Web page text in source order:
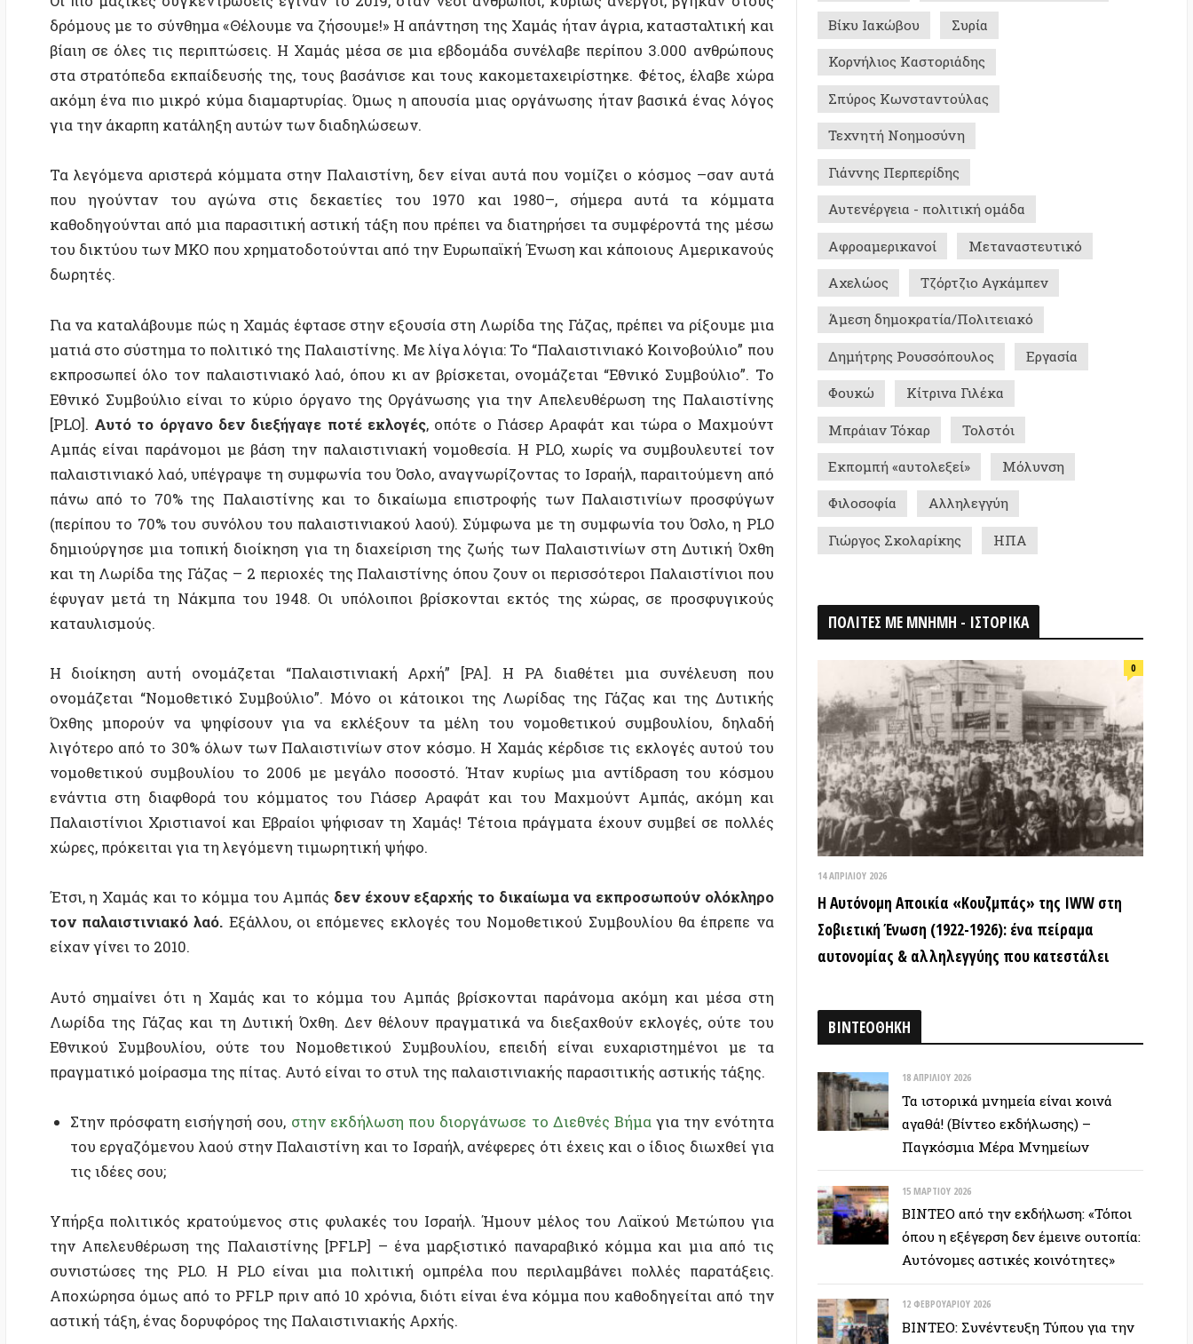
που ηγούνταν του αγώνα στις δεκαετίες του 1970 και 1980–, σήμερα αυτά τα κόμματα
καθοδηγούνται από μια παρασιτική αστική τάξη που πρέπει να διατηρήσει τα συμφέροντά της μέσω
του δικτύου των ΜΚΟ που χρηματοδοτούνται από την Ευρωπαϊκή Ένωση και κάποιους Αμερικανούς
δωρητές.
Για να καταλάβουμε πώς η Χαμάς έφτασε στην εξουσία στη Λωρίδα της Γάζας, πρέπει να ρίξουμε μια
εκπροσωπεί όλο τον παλαιστινιακό λαό, όπου κι αν βρίσκεται, ονομάζεται “Εθνικό Συμβούλιο”. Το
Εθνικό Συμβούλιο είναι το κύριο όργανο της Οργάνωσης για την Απελευθέρωση της Παλαιστίνης
Αυτό το όργανο δεν διεξήγαγε ποτέ εκλογές
, οπότε ο Γιάσερ Αραφάτ και τώρα ο Μαχμούντ
Αμπάς είναι παράνομοι με βάση την παλαιστινιακή νομοθεσία. Η PLO, χωρίς να συμβουλευτεί τον
παλαιστινιακό λαό, υπέγραψε τη συμφωνία του Όσλο, αναγνωρίζοντας το Ισραήλ, παραιτούμενη από
πάνω από το 70% της Παλαιστίνης και το δικαίωμα επιστροφής των Παλαιστινίων προσφύγων
δημιούργησε μια τοπική διοίκηση για τη διαχείριση της ζωής των Παλαιστινίων στη Δυτική Όχθη
και τη Λωρίδα της Γάζας – 2 περιοχές της Παλαιστίνης όπου ζουν οι περισσότεροι Παλαιστίνιοι που
έφυγαν μετά τη Νάκμπα του 1948. Οι υπόλοιποι βρίσκονται εκτός της χώρας, σε προσφυγικούς
καταυλισμούς.
Η διοίκηση αυτή ονομάζεται “Παλαιστινιακή Αρχή” [PA]. Η PA διαθέτει μια συνέλευση που
ονομάζεται “Νομοθετικό Συμβούλιο”. Μόνο οι κάτοικοι της Λωρίδας της Γάζας και της Δυτικής
Όχθης μπορούν να ψηφίσουν για να εκλέξουν τα μέλη του νομοθετικού συμβουλίου, δηλαδή
λιγότερο από το 30% όλων των Παλαιστινίων στον κόσμο. Η Χαμάς κέρδισε τις εκλογές αυτού του
νομοθετικού συμβουλίου το 2006 με μεγάλο ποσοστό. Ήταν κυρίως μια αντίδραση του κόσμου
ενάντια στη διαφθορά του κόμματος του Γιάσερ Αραφάτ και του Μαχμούντ Αμπάς, ακόμη και
Παλαιστίνιοι Χριστιανοί και Εβραίοι ψήφισαν τη Χαμάς! Τέτοια πράγματα έχουν συμβεί σε πολλές
χώρες, πρόκειται για τη λεγόμενη τιμωρητική ψήφο.
τον παλαιστινιακό λαό.
Εξάλλου, οι επόμενες εκλογές του Νομοθετικού Συμβουλίου θα έπρεπε να
Αυτό σημαίνει ότι η Χαμάς και το κόμμα του Αμπάς βρίσκονται παράνομα ακόμη και μέσα στη
Λωρίδα της Γάζας και τη Δυτική Όχθη. Δεν θέλουν πραγματικά να διεξαχθούν εκλογές, ούτε του
Εθνικού Συμβουλίου, ούτε του Νομοθετικού Συμβουλίου, επειδή είναι ευχαριστημένοι με τα
πραγματικό μοίρασμα της πίτας. Αυτό είναι το στυλ της παλαιστινιακής παρασιτικής αστικής τάξης.
Στην πρόσφατη εισήγησή σου,στην εκδήλωση που διοργάνωσε το Διεθνές Βήμα
τις ιδέες σου;
Υπήρξα πολιτικός κρατούμενος στις φυλακές του Ισραήλ. Ήμουν μέλος του Λαϊκού Μετώπου για
την Απελευθέρωση της Παλαιστίνης [PFLP] – ένα μαρξιστικό παναραβικό κόμμα και μια από τις
Αποχώρησα όμως από το PFLP πριν από 10 χρόνια, διότι είναι ένα κόμμα που καθοδηγείται από την
αστική τάξη, ένας δορυφόρος της Παλαιστινιακής Αρχής.
Βλέπουμε, ταυτόχρονα, πως οι εθνικισμοί και η συντήρηση έχουν πάρει το πάνω χέρι αυτή τη
ακόμη πιο πίσω τις προσπάθειες για επίλυση. Όμως θα θέλαμε να προβάλλουμε την άλλη πλευρά
των πραγμάτων! Για παράδειγμα, έχεις μιλήσει για τη δραστηριότητά σου σε κάποια από τα
κιμπούτς που δέχτηκαν την επίθεση στις 7 Οκτώβρη. Μπορείς να μας πεις περισσότερα για αυτή
την προσπάθειά σας εκεί και τι είχατε πετύχει; Ήταν μια σημαντική προσπάθεια συναδέλφωσης
Πρόκειται για ένα εγχείρημα με φίλους και συντρόφους
που εργάζονται στο“De-colonizer”– ένα εργαστήριο
έρευνας και τέχνης που έχει ως στόχο την εξεύρεση
τρόπων αποαποικιοποίησης του Ισραήλ. Ιδρύθηκε από αντι-
Αυτενέργεια - πολιτική ομάδα
Αφροαμερικανοί Μεταναστευτικό
Αχελώος Τζόρτζιο Αγκάμπεν
Δημήτρης Ρουσσόπουλος Εργασία
Φουκώ Κίτρινα Γιλέκα
Μπράιαν Τόκαρ Τολστόι
Εκπομπή «αυτολεξεί» Μόλυνση
Αλληλεγγύη
Γιώργος Σκολαρίκης ΗΠΑ
ΠΟΛΙΤΕΣ ΜΕ ΜΝΗΜΗ - ΙΣΤΟΡΙΚΑ
Σοβιετική Ένωση (1922-1926): ένα πείραμα
αυτονομίας & αλληλεγγύης που κατεστάλει
ΒΙΝΤΕΟΘΗΚΗ
18 ΑΠΡΙΛΊΟΥ 2026
Τα ιστορικά μνημεία είναι κοινά
αγαθά! (Βίντεο εκδήλωσης) –
Παγκόσμια Μέρα Μνημείων
15 ΜΑΡΤΊΟΥ 2026
ΒΙΝΤΕΟ από την εκδήλωση: «Τόποι
όπου η εξέγερση δεν έμεινε ουτοπία:
12 ΦΕΒΡΟΥΑΡΊΟΥ 2026
ΒΙΝΤΕΟ: Συνέντευξη Τύπου για την
Λ. Αλεξάνδρας – Αλληλεγγύη στον
απεργό πείνας
ΣΥΝΕΝΤΕΥΞΕΙΣ
28 ΙΟΥΝΊΟΥ 2026
Colin Ward: Ο σπόρος κάτω απο το
χιόνι (Autonomedia, 2001)
15 ΙΟΥΝΊΟΥ 2026
Συνέντευξη Zygmunt Bauman: Η
ρευστή νεωτερικότητα